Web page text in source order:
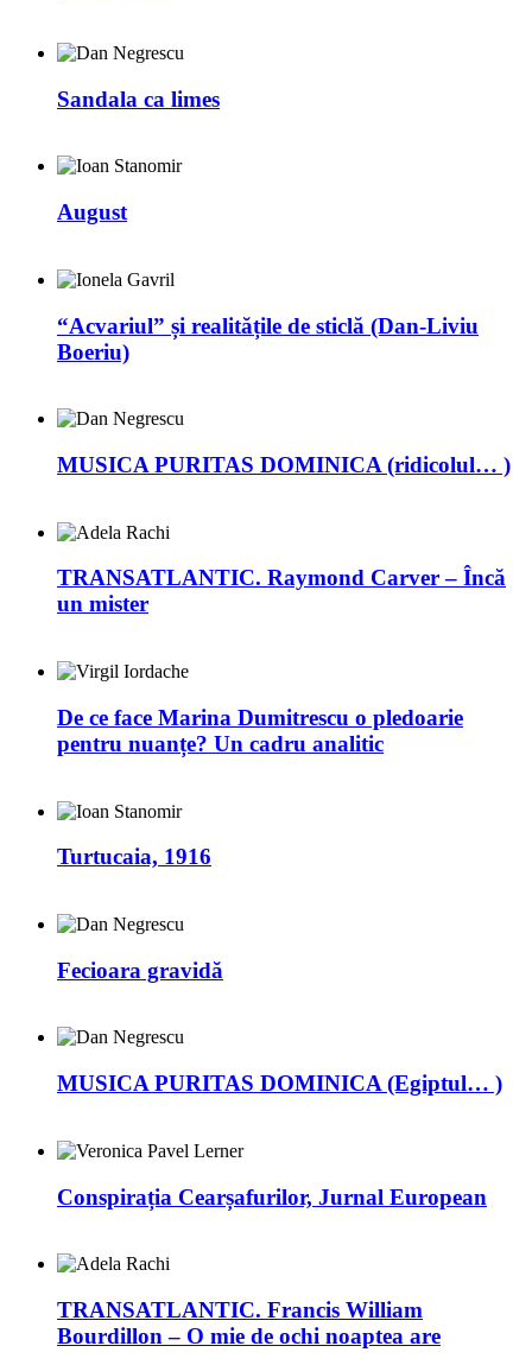
Sandala ca limes
August
“Acvariul” și realitățile de sticlă (Dan-Liviu
Boeriu)
MUSICA PURITAS DOMINICA (ridicolul… )
TRANSATLANTIC. Raymond Carver – Încă
un mister
De ce face Marina Dumitrescu o pledoarie
pentru nuanțe? Un cadru analitic
Turtucaia, 1916
Fecioara gravidă
MUSICA PURITAS DOMINICA (Egiptul… )
Conspirația Cearșafurilor, Jurnal European
TRANSATLANTIC. Francis William
Bourdillon – O mie de ochi noaptea are